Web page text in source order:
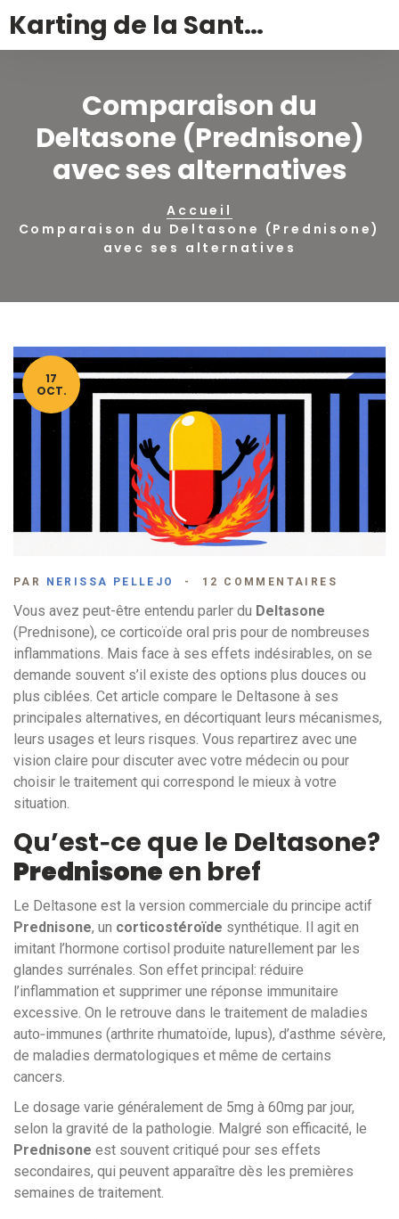
Karting de la Santé – Montalivet
Comparaison du
Deltasone (Prednisone)
avec ses alternatives
Accueil
Comparaison du Deltasone (Prednisone)
avec ses alternatives
17
OCT.
PAR NERISSA PELLEJO 12 COMMENTAIRES
Vous avez peut-être entendu parler du Deltasone
(Prednisone), ce corticoïde oral pris pour de nombreuses
inflammations. Mais face à ses effets indésirables, on se
demande souvent s’il existe des options plus douces ou
plus ciblées. Cet article compare le Deltasone à ses
principales alternatives, en décortiquant leurs mécanismes,
leurs usages et leurs risques. Vous repartirez avec une
vision claire pour discuter avec votre médecin ou pour
choisir le traitement qui correspond le mieux à votre
situation.
Qu’est‑ce que le Deltasone?
Prednisone en bref
Le Deltasone est la version commerciale du principe actif
Prednisone, un corticostéroïde synthétique. Il agit en
imitant l’hormone cortisol produite naturellement par les
glandes surrénales. Son effet principal: réduire
l’inflammation et supprimer une réponse immunitaire
excessive. On le retrouve dans le traitement de maladies
auto‑immunes (arthrite rhumatoïde, lupus), d’asthme sévère,
de maladies dermatologiques et même de certains
cancers.
Le dosage varie généralement de 5mg à 60mg par jour,
selon la gravité de la pathologie. Malgré son efficacité, le
Prednisone est souvent critiqué pour ses effets
secondaires, qui peuvent apparaître dès les premières
semaines de traitement.